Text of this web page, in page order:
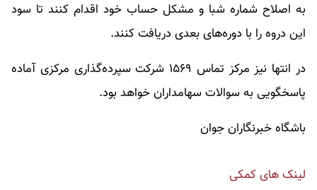
به اصلاح شماره شبا و مشکل حساب خود اقدام کنند تا سود
این دروه را با دوره‌های بعدی دریافت کنند.
در انتها نیز مرکز تماس ۱۵۶۹ شرکت سپرده‌گذاری مرکزی آماده
پاسخگویی به سوالات سهامداران خواهد بود.
باشگاه خبرنگاران جوان
لینک های کمکی